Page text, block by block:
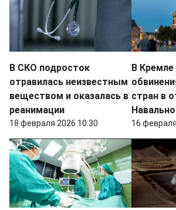
В СКО подросток
отравилась неизвестным
веществом и оказалась в
реанимации
18 февраля 2026 10:30
В
стран в
16